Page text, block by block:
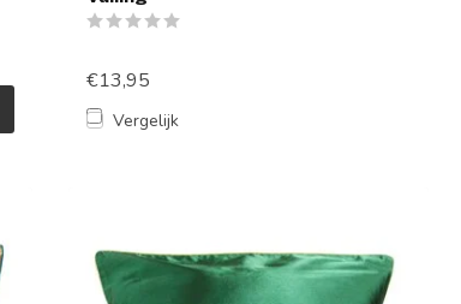
€13,95
Vergelijk